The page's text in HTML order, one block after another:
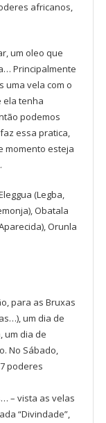
africanos,
um oleo que
Principalmente
uma vela com o
ela tenha
podemos
essa pratica,
momento esteja
(Legba,
Obatala
Orunla
para as Bruxas
um dia de
um dia de
No Sábado,
poderes
– vista as velas
“Divindade”,